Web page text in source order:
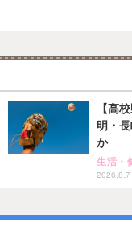
【高
明・
か
生活・
2026.8.7